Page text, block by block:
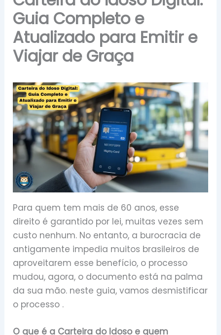
Guia Completo e
Atualizado para Emitir e
Viajar de Graça
Para quem tem mais de 60 anos, esse
direito é garantido por lei, muitas vezes sem
custo nenhum. No entanto, a burocracia de
antigamente impedia muitos brasileiros de
aproveitarem esse benefício, o processo
mudou, agora, o documento está na palma
da sua mão. neste guia, vamos desmistificar
o processo .
O que é a Carteira do Idoso e quem